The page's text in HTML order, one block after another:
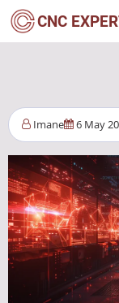
Aller
au
CNC
Imane 6 May